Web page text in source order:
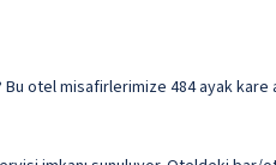
otel misafirlerimize 484 ayak kare